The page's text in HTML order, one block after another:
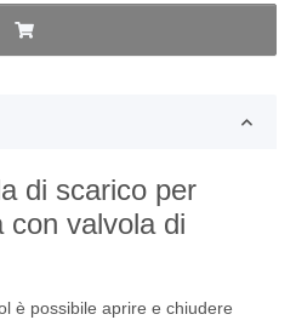
di scarico per
con valvola di
è possibile aprire e chiudere